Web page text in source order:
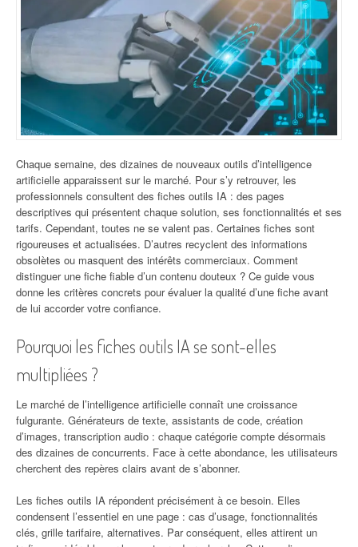
Chaque semaine, des dizaines de nouveaux outils d’intelligence
artificielle apparaissent sur le marché. Pour s’y retrouver, les
professionnels consultent des fiches outils IA : des pages
descriptives qui présentent chaque solution, ses fonctionnalités et ses
tarifs. Cependant, toutes ne se valent pas. Certaines fiches sont
rigoureuses et actualisées. D’autres recyclent des informations
obsolètes ou masquent des intérêts commerciaux. Comment
distinguer une fiche fiable d’un contenu douteux ? Ce guide vous
donne les critères concrets pour évaluer la qualité d’une fiche avant
de lui accorder votre confiance.
Pourquoi les fiches outils IA se sont-elles
multipliées ?
Le marché de l’intelligence artificielle connaît une croissance
fulgurante. Générateurs de texte, assistants de code, création
d’images, transcription audio : chaque catégorie compte désormais
des dizaines de concurrents. Face à cette abondance, les utilisateurs
cherchent des repères clairs avant de s’abonner.
Les fiches outils IA répondent précisément à ce besoin. Elles
condensent l’essentiel en une page : cas d’usage, fonctionnalités
clés, grille tarifaire, alternatives. Par conséquent, elles attirent un